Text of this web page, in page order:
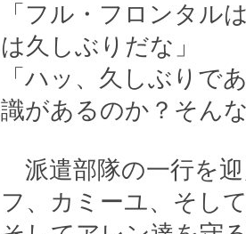
「フル・フロンタル
は久しぶりだな」
「ハッ、久しぶりで
識があるのか？そん
派遣部隊の一行を
フ、カミーユ、そし